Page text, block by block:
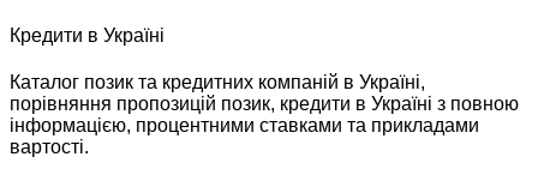
Кредити в Україні
Каталог позик та кредитних компаній в Україні,
порівняння пропозицій позик, кредити в Україні з повною
інформацією, процентними ставками та прикладами
вартості.